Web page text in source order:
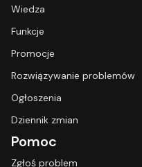
Wiedza
Funkcje
Promocje
Rozwiązywanie problemów
Ogłoszenia
Dziennik zmian
Pomoc
Zgłoś problem